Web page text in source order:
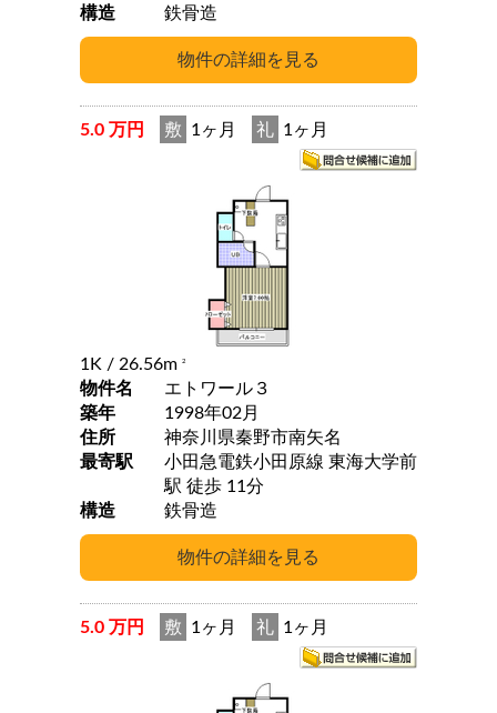
構造
鉄骨造
5.0 万円 敷 1ヶ月 礼 1ヶ月
1K / 26.56m 2
物件名
エトワール３
築年
1998年02月
住所
神奈川県秦野市南矢名
最寄駅
小田急電鉄小田原線 東海大学前
駅 徒歩 11分
構造
鉄骨造
5.0 万円 敷 1ヶ月 礼 1ヶ月